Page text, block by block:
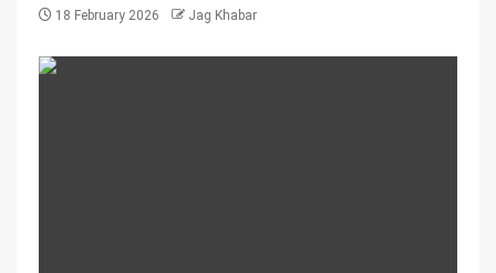
18 February 2026 Jag Khabar